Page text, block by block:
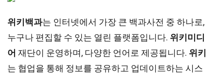
위키백과는 인터넷에서 가장 큰 백과사전 중 하나로,
누구나 편집할 수 있는 열린 플랫폼입니다. 위키미디
어 재단이 운영하며, 다양한 언어로 제공됩니다. 위키
는 협업을 통해 정보를 공유하고 업데이트하는 시스